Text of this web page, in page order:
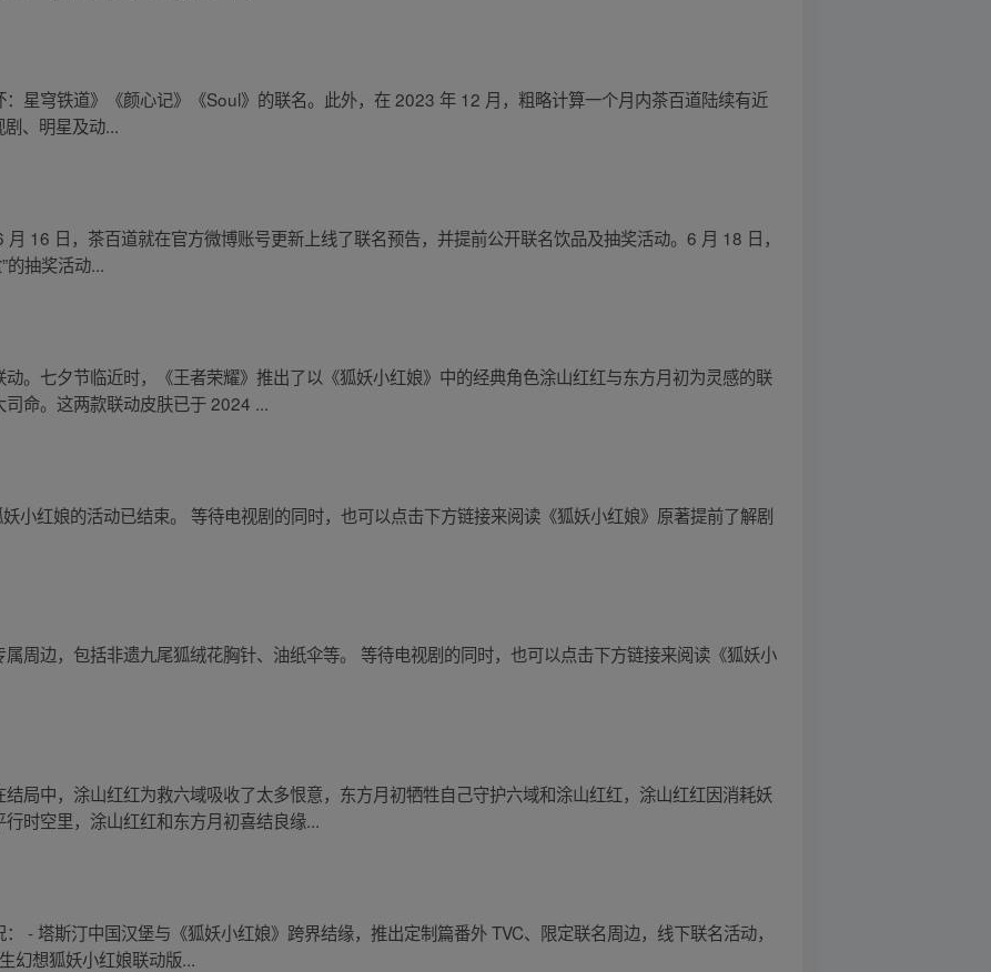
星穹铁道》《颜心记》《Soul》的联名。此外，在 2023 年 12 月，粗略计算一个月内茶百道陆续有近
、明星及动...
16 日，茶百道就在官方微博账号更新上线了联名预告，并提前公开联名饮品及抽奖活动。6 月 18 日，
的抽奖活动...
动。七夕节临近时，《王者荣耀》推出了以《狐妖小红娘》中的经典角色涂山红红与东方月初为灵感的联
命。这两款联动皮肤已于 2024 ...
小红娘的活动已结束。 等待电视剧的同时，也可以点击下方链接来阅读《狐妖小红娘》原著提前了解剧
周边，包括非遗九尾狐绒花胸针、油纸伞等。 等待电视剧的同时，也可以点击下方链接来阅读《狐妖小
结局中，涂山红红为救六域吸收了太多恨意，东方月初牺牲自己守护六域和涂山红红，涂山红红因消耗妖
时空里，涂山红红和东方月初喜结良缘...
- 塔斯汀中国汉堡与《狐妖小红娘》跨界结缘，推出定制篇番外 TVC、限定联名周边，线下联名活动，
幻想狐妖小红娘联动版...